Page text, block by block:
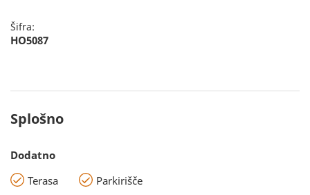
Šifra:
HO5087
Splošno
Dodatno
Terasa
Parkirišče